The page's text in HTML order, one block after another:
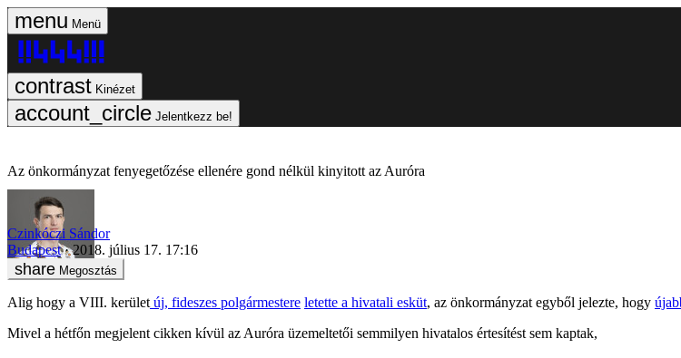
Menü
Kinézet
Jelentkezz be!
Az önkormányzat fenyegetőzése ellenére gond nélkül kinyitott az Auróra
Czinkóczi Sándor
Budapest
2018. július 17. 17:16
Megosztás
Alig hogy a VIII. kerület új, fideszes polgármestere letette a hivatali esküt, az önkormányzat egyből jelezte, hogy
Mivel a hétfőn megjelent cikken kívül az Auróra üzemeltetői semmilyen hivatalos értesítést sem kaptak,